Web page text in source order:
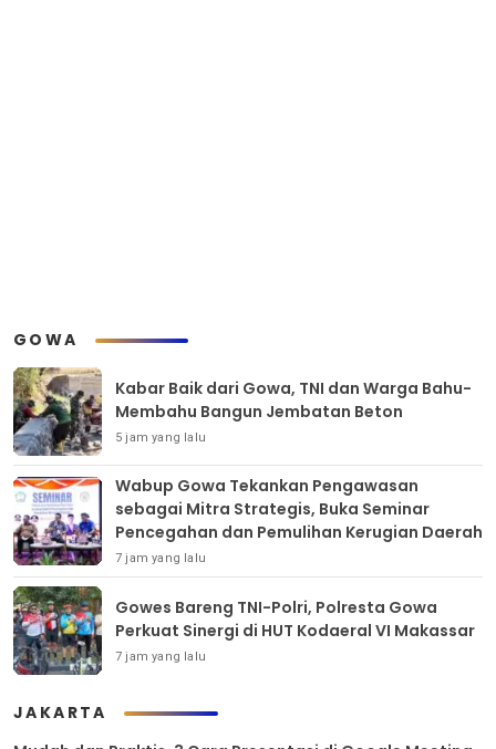
GOWA
Kabar Baik dari Gowa, TNI dan Warga Bahu-
Membahu Bangun Jembatan Beton
5 jam yang lalu
Wabup Gowa Tekankan Pengawasan
sebagai Mitra Strategis, Buka Seminar
Pencegahan dan Pemulihan Kerugian Daerah
7 jam yang lalu
Gowes Bareng TNI-Polri, Polresta Gowa
Perkuat Sinergi di HUT Kodaeral VI Makassar
7 jam yang lalu
JAKARTA